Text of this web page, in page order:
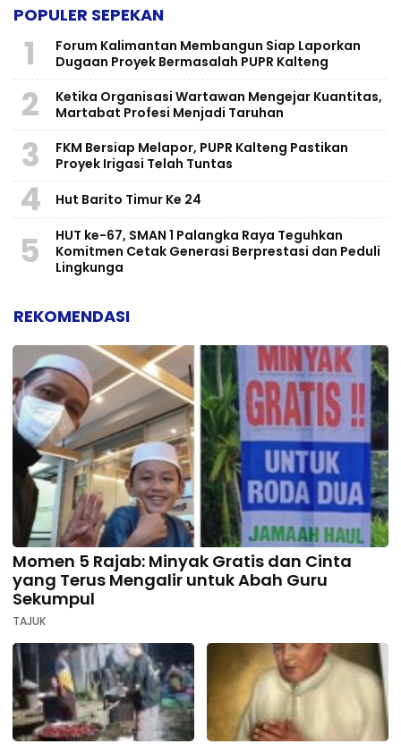
POPULER SEPEKAN
1
Forum Kalimantan Membangun Siap Laporkan
Dugaan Proyek Bermasalah PUPR Kalteng
2
Ketika Organisasi Wartawan Mengejar Kuantitas,
Martabat Profesi Menjadi Taruhan
3
FKM Bersiap Melapor, PUPR Kalteng Pastikan
Proyek Irigasi Telah Tuntas
4 Hut Barito Timur Ke 24
5
HUT ke-67, SMAN 1 Palangka Raya Teguhkan
Komitmen Cetak Generasi Berprestasi dan Peduli
Lingkunga
REKOMENDASI
Momen 5 Rajab: Minyak Gratis dan Cinta
yang Terus Mengalir untuk Abah Guru
Sekumpul
TAJUK